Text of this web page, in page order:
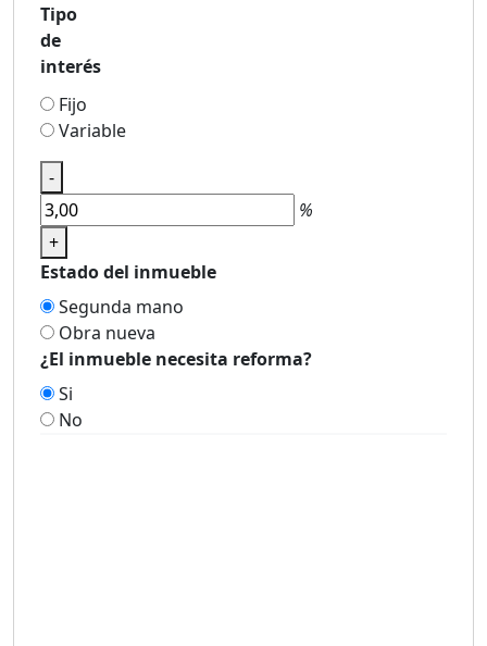
Tipo
de
interés
Fijo
Variable
-
%
+
Estado del inmueble
Segunda mano
Obra nueva
¿El inmueble necesita reforma?
Si
No